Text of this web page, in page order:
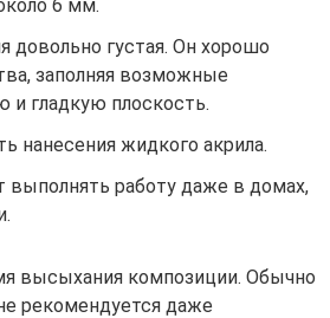
6 мм.
довольно густая. Он хорошо
заполняя возможные
и гладкую плоскость.
нанесения жидкого акрила.
выполнять работу даже в домах,
высыхания композиции. Обычно
рекомендуется даже